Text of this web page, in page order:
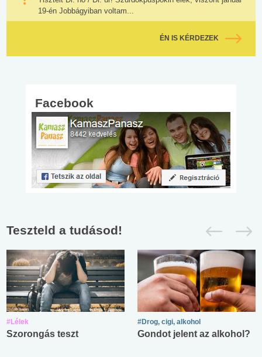
19-én Jobbágyiban voltam...
ÉN IS KÉRDEZEK
Facebook
Teszteld a tudásod!
#Lélek
Szorongás teszt
#Drog, cigi, alkohol
Gondot jelent az alkohol?